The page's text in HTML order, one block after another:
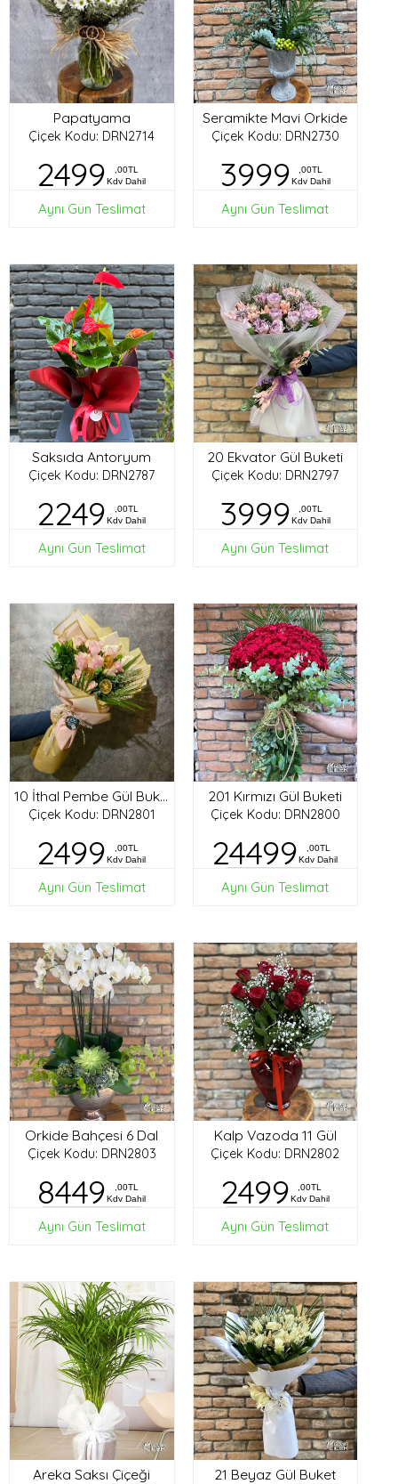
Papatyama
Çiçek Kodu: DRN2714
2499
,00TL
Kdv Dahil
Aynı Gün Teslimat
Seramikte Mavi Orkide
Çiçek Kodu: DRN2730
3999
,00TL
Kdv Dahil
Aynı Gün Teslimat
Saksıda Antoryum
Çiçek Kodu: DRN2787
2249
,00TL
Kdv Dahil
Aynı Gün Teslimat
20 Ekvator Gül Buketi
Çiçek Kodu: DRN2797
3999
,00TL
Kdv Dahil
Aynı Gün Teslimat
10 İthal Pembe Gül Buketi
Çiçek Kodu: DRN2801
2499
,00TL
Kdv Dahil
Aynı Gün Teslimat
201 Kırmızı Gül Buketi
Çiçek Kodu: DRN2800
24499
,00TL
Kdv Dahil
Aynı Gün Teslimat
Orkide Bahçesi 6 Dal
Çiçek Kodu: DRN2803
8449
,00TL
Kdv Dahil
Aynı Gün Teslimat
Kalp Vazoda 11 Gül
Çiçek Kodu: DRN2802
2499
,00TL
Kdv Dahil
Aynı Gün Teslimat
Areka Saksı Çiçeği 21 Beyaz Gül Buket